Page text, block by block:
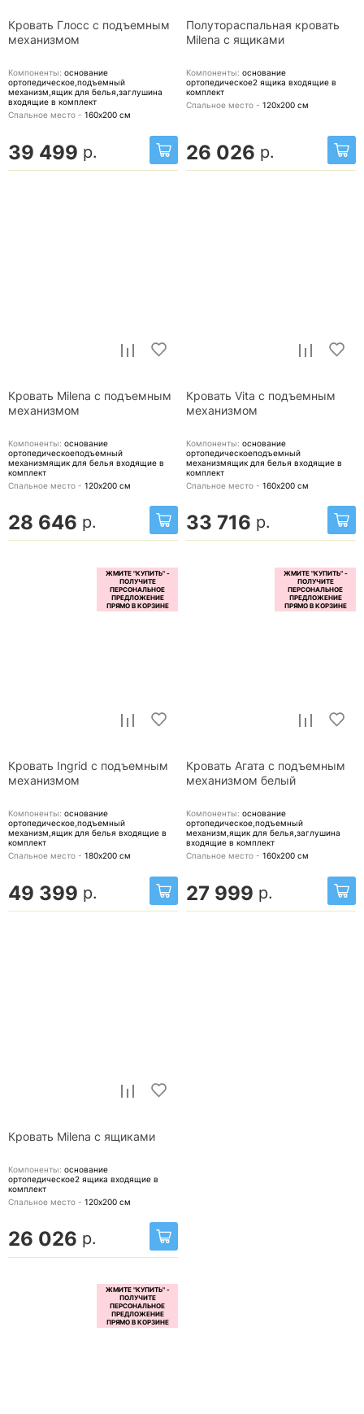
Кровать Глосс с подъемным
механизмом
Компоненты: основание
ортопедическое,подъемный
механизм,ящик для белья,заглушина
входящие в комплект
Спальное место - 160х200 см
39 499 р.
Полутораспальная кровать
Milena с ящиками
Компоненты: основание
ортопедическое2 ящика входящие в
комплект
Спальное место - 120х200 см
26 026 р.
Кровать Milena с подъемным
механизмом
Компоненты: основание
ортопедическоеподъемный
механизмящик для белья входящие в
комплект
Спальное место - 120х200 см
28 646 р.
Кровать Vita с подъемным
механизмом
Компоненты: основание
ортопедическоеподъемный
механизмящик для белья входящие в
комплект
Спальное место - 160х200 см
33 716 р.
Кровать Ingrid с подъемным
механизмом
Компоненты: основание
ортопедическое,подъемный
механизм,ящик для белья входящие в
комплект
Спальное место - 180х200 см
49 399 р.
Кровать Агата с подъемным
механизмом белый
Компоненты: основание
ортопедическое,подъемный
механизм,ящик для белья,заглушина
входящие в комплект
Спальное место - 160х200 см
27 999 р.
Кровать Milena с ящиками
Компоненты: основание
ортопедическое2 ящика входящие в
комплект
Спальное место - 120х200 см
26 026 р.